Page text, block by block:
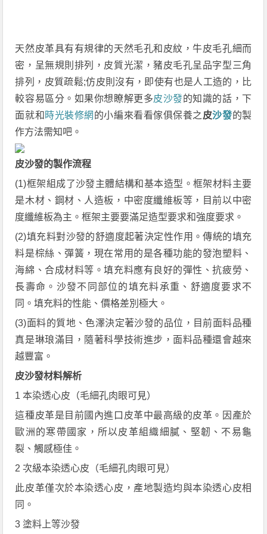
天然皮革具有有規律的天然毛孔和皮紋，牛皮毛孔細而
密，呈無規則排列，皮質光潔，豬皮毛孔呈品字型三角
排列，皮質疏鬆;仿皮則沒有，即使有也是人工造的，比
較容易區分。如果你想瞭解更多皮沙發的知識的話，下
面就和 時光裝修網 的小編來看看傢俱保養之 皮沙發的製
作方法需知吧。
皮沙發的製作流程
(1)框架組成了沙發主體結構和基本造型。框架材料主要
是木材、鋼材、人造板，中密度纖維板等，目前以中密
度纖維板為主。框架主要要滿足造型要求和強度要求。
(2)填充料對沙發的舒適度起著決定性作用。傳統的填充
料是棕絲、彈簧，現在常用的是各種功能的發泡塑料、
海綿、合成材料等。填充料應有良好的彈性、抗疲勞、
長壽命。沙發不同部位的填充料承重、舒適度要求不
同。填充料的性能、價格差別極大。
(3)面料的質地、色澤決定著沙發的品位，目前面料品種
真是琳琅滿目，隨著科學技術進步，面料品種還會越來
越豐富。
皮沙發材料解析
1 本染透心皮（毛細孔肉眼可見）
這種皮革是目前國內進口皮革中最高級的皮革。因產於
歐洲的寒帶國家，所以皮革組織細膩、堅韌、不易龜
裂、觸感極佳。
2 次級本染透心皮（毛細孔肉眼可見）
此皮革僅次於本染透心皮，產地製造均與本染透心皮相
同。
3 塗料上等沙發